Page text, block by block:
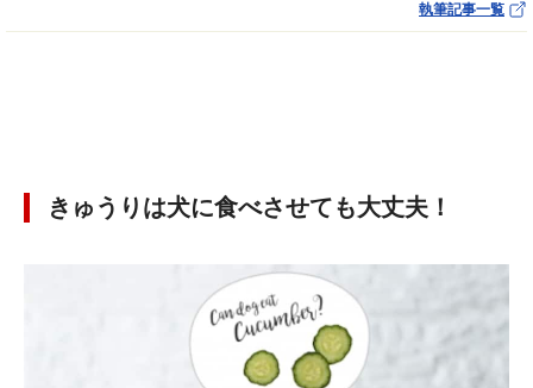
執筆記事一覧
きゅうりは犬に食べさせても大丈夫！